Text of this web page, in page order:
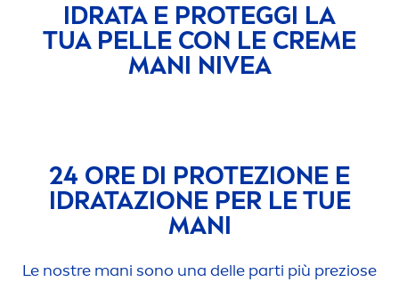
IDRATA E PROTEGGI LA
TUA PELLE CON LE CREME
MANI NIVEA
24 ORE DI PROTEZIONE E
IDRATAZIONE PER LE TUE
MANI
Le nostre mani sono una delle parti più preziose